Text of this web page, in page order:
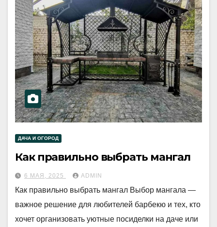
ДАЧА И ОГОРОД
Как правильно выбрать мангал
6 МАЯ, 2025 ADMIN
Как правильно выбрать мангал Выбор мангала —
важное решение для любителей барбекю и тех, кто
хочет организовать уютные посиделки на даче или